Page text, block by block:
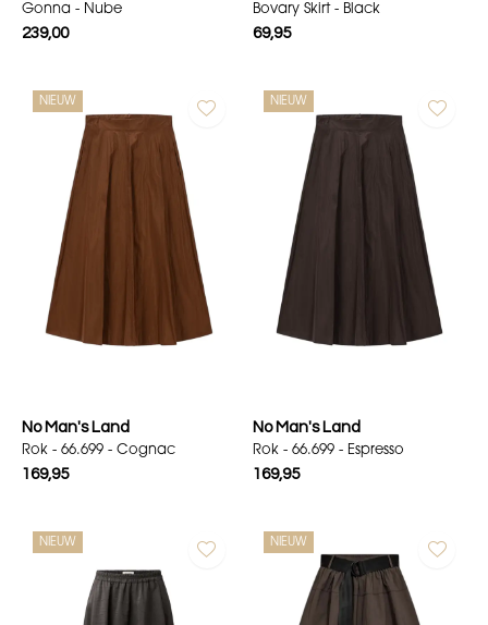
Gonna - Nube
239,00
Bovary Skirt - Black
69,95
NIEUW
No Man's Land
Rok - 66.699 - Cognac
169,95
NIEUW
No Man's Land
Rok - 66.699 - Espresso
169,95
NIEUW NIEUW